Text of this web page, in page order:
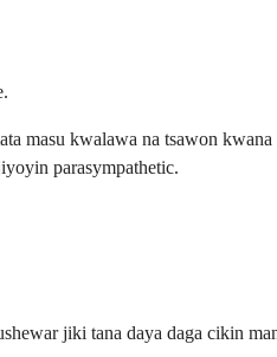
masu kwalawa na tsawon
parasympathetic.
jiki tana daya daga cikin